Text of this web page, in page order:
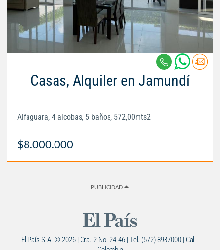
Casas, Alquiler en Jamundí
Alfaguara, 4 alcobas, 5 baños, 572,00mts2
$8.000.000
PUBLICIDAD
El País S.A. © 2026 | Cra. 2 No. 24-46 | Tel. (572) 8987000 | Cali -